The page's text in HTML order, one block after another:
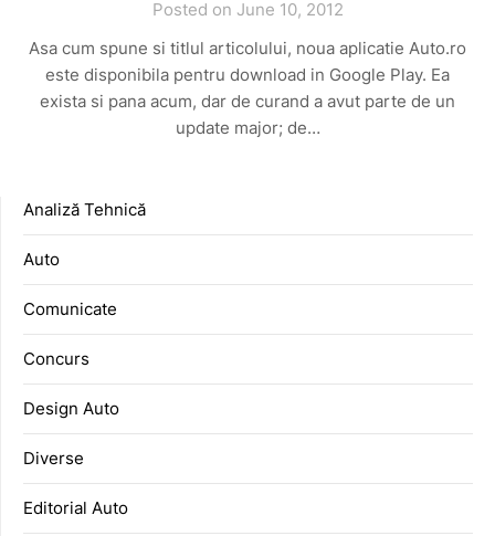
Posted on June 10, 2012
Asa cum spune si titlul articolului, noua aplicatie Auto.ro
este disponibila pentru download in Google Play. Ea
exista si pana acum, dar de curand a avut parte de un
update major; de…
Analiză Tehnică
Auto
Comunicate
Concurs
Design Auto
Diverse
Editorial Auto